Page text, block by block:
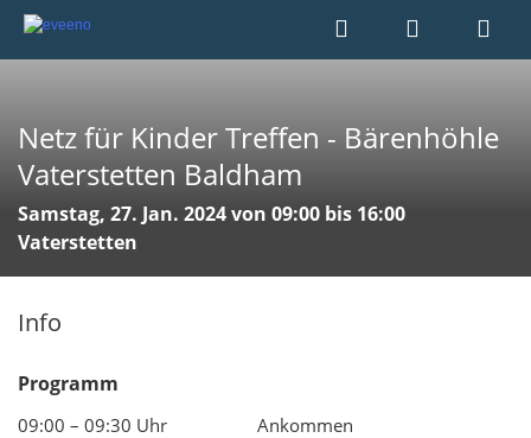
Netz für Kinder Treffen - Bärenhöhle
Vaterstetten Baldham
Samstag, 27. Jan. 2024 von 09:00 bis 16:00
Vaterstetten
Info
Programm
09:00 – 09:30 Uhr Ankommen